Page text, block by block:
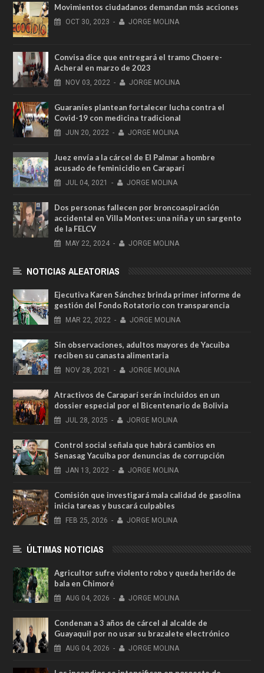
Movimientos ciudadanos demandan más acciones
OCT 30, 2023 - JORGE MOLINA
Convisa dice que entregará el tramo Choere-
Acheral en marzo de 2023
NOV 03, 2022 - JORGE MOLINA
Guaraníes plantean fortalecer lucha contra el
Covid-19 con medicina tradicional
JUN 20, 2022 - JORGE MOLINA
Juez envía a la cárcel de El Palmar a hombre
acusado de feminicidio en Caraparí
JUL 04, 2021 - JORGE MOLINA
Dos personas fallecen por broncoaspiración
accidental en Villa Montes: una niña y un sargento
de la FELCV
MAY 22, 2024 - JORGE MOLINA
NOTICIAS ALEATORIAS
Ejecutiva Karen Sánchez brinda primer informe de
gestión del Fondo Rotatorio con transparencia
MAR 22, 2022 - JORGE MOLINA
Sin observaciones, adultos mayores de Yacuiba
reciben su canasta alimentaria
NOV 28, 2021 - JORGE MOLINA
Atractivos de Caraparí serán incluidos en un
dossier especial por el Bicentenario de Bolivia
JUL 28, 2025 - JORGE MOLINA
Control social señala que habrá cambios en
Senasag Yacuiba por denuncias de corrupción
JAN 13, 2022 - JORGE MOLINA
Comisión que investigará mala calidad de gasolina
inicia tareas y buscará culpables
FEB 25, 2026 - JORGE MOLINA
ÚLTIMAS NOTICIAS
Agricultor sufre violento robo y queda herido de
bala en Chimoré
AUG 04, 2026 - JORGE MOLINA
Condenan a 3 años de cárcel al alcalde de
Guayaquil por no usar su brazalete electrónico
AUG 04, 2026 - JORGE MOLINA